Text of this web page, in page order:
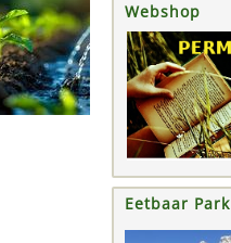
Webshop
Eetbaar Park